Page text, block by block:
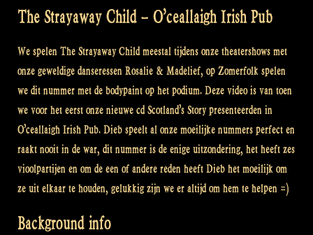
The Strayaway Child – O’ceallaigh Irish Pub
We spelen The Strayaway Child meestal tijdens onze theatershows met
onze geweldige danseressen Rosalie & Madelief, op Zomerfolk spelen
we dit nummer met de bodypaint op het podium. Deze video is van toen
we voor het eerst onze nieuwe cd Scotland’s Story presenteerden in
O’ceallaigh Irish Pub. Dieb speelt al onze moeilijke nummers perfect en
raakt nooit in de war, dit nummer is de enige uitzondering, het heeft zes
vioolpartijen en om de een of andere reden heeft Dieb het moeilijk om
ze uit elkaar te houden, gelukkig zijn we er altijd om hem te helpen =)
Background info